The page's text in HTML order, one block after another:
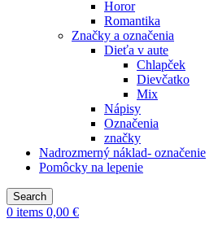
Horor
Romantika
Značky a označenia
Dieťa v aute
Chlapček
Dievčatko
Mix
Nápisy
Označenia
značky
Nadrozmerný náklad- označenie
Pomôcky na lepenie
Search
0 items 0,00 €